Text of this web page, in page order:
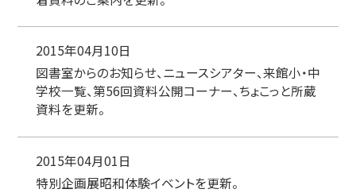
2015年04月10日
図書室からのお知らせ、ニュースシアター、来館小・中
学校一覧、第56回資料公開コーナー、ちょこっと所蔵
資料を更新。
2015年04月01日
特別企画展昭和体験イベントを更新。